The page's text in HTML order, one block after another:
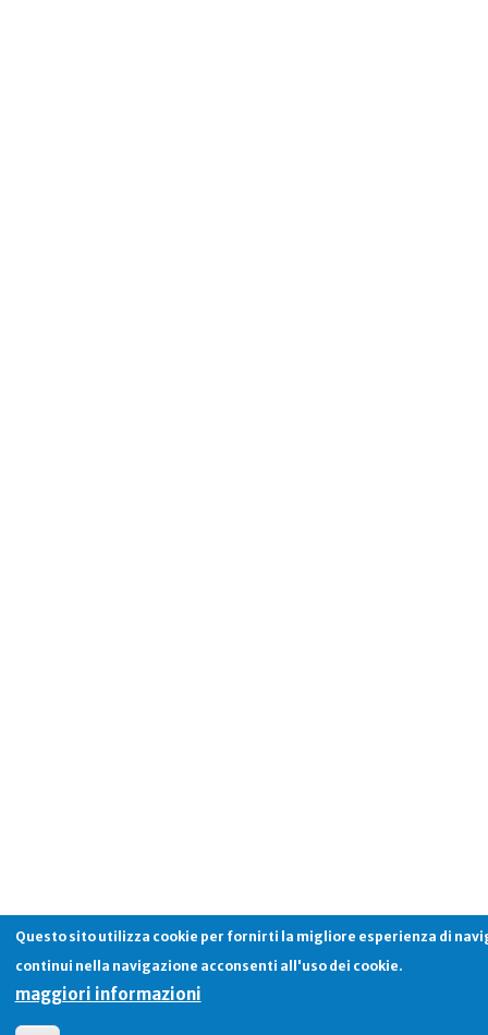
Questo sito utilizza cookie per fornirti la migliore esperienza di
continui nella navigazione acconsenti all'uso dei cookie.
maggiori informazioni